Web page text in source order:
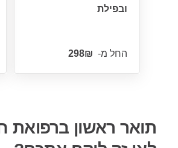
ובפילת
החל מ-
תואר ראשון ברפואת